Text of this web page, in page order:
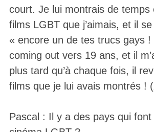
court. Je lui montrais de temps
films LGBT que j’aimais, et il
« encore un de tes trucs gays
coming out vers 19 ans, et il
plus tard qu’à chaque fois, il
films que je lui avais montrés ! (
Pascal : Il y a des pays qui font